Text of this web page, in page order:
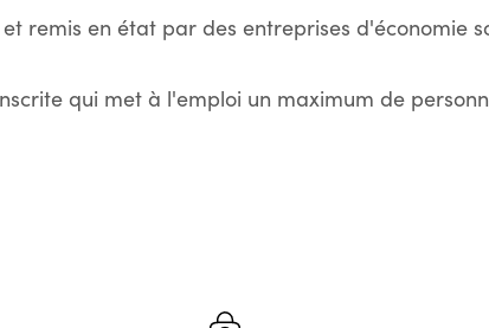
remis en état par des entreprises d'économie
qui met à l'emploi un maximum de